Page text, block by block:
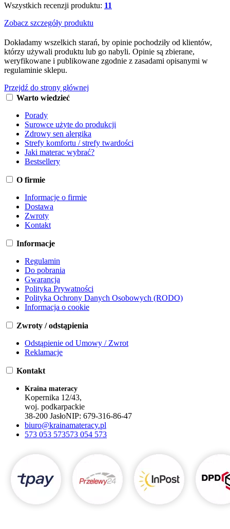
Wszystkich recenzji produktu: 11
Zobacz szczegóły produktu
Dokładamy wszelkich starań, by opinie pochodziły od klientów,
którzy używali produktu lub go nabyli. Opinie są zbierane,
weryfikowane i publikowane zgodnie z zasadami opisanymi w
regulaminie sklepu.
Przejdź do strony głównej
Warto wiedzieć
Porady
Surowce użyte do produkcji
Zdrowy sen alergika
Strefy komfortu / strefy twardości
Jaki materac wybrać?
Bestsellery
O firmie
Informacje o firmie
Dostawa
Zwroty
Kontakt
Informacje
Regulamin
Do pobrania
Gwarancja
Polityka Prywatności
Polityka Ochrony Danych Osobowych (RODO)
Informacja o cookie
Zwroty / odstąpienia
Odstąpienie od Umowy / Zwrot
Reklamacje
Kontakt
Kraina materacy
Kopernika 12/43,
woj. podkarpackie
38-200 JasłoNIP: 679-316-86-47
biuro@krainamateracy.pl
573 053 573573 054 573